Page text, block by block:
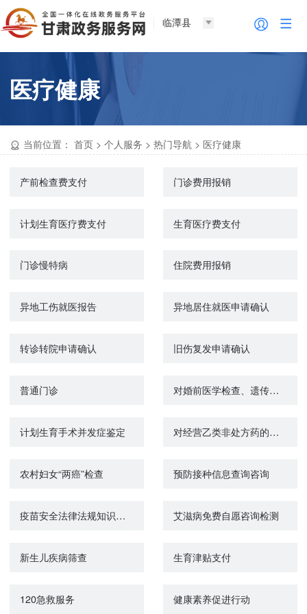
临潭县
医疗健康
当前位置： 首页 >个人服务 >热门导航 > 医疗健康
产前检查费支付 门诊费用报销
计划生育医疗费支付 生育医疗费支付
门诊慢特病 住院费用报销
异地工伤就医报告 异地居住就医申请确认
转诊转院申请确认 旧伤复发申请确认
普通门诊 对婚前医学检查、遗传病诊断和产前诊断结果有异议的医学技术鉴定
计划生育手术并发症鉴定 对经营乙类非处方药的药品零售企业从业人员资格认定
农村妇女“两癌”检查 预防接种信息查询咨询
疫苗安全法律法规知识宣传教育、普及工作 艾滋病免费自愿咨询检测
新生儿疾病筛查 生育津贴支付
120急救服务 健康素养促进行动